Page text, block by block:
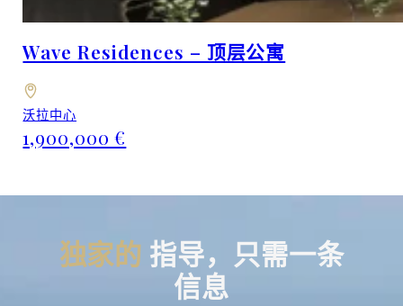
Wave Residences – 顶层公寓
沃拉中心
1,900,000 €
独家的 指导，只需一条
信息